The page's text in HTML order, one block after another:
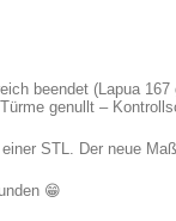
beendet (Lapua 167
genullt –
STL. Der neue
😁